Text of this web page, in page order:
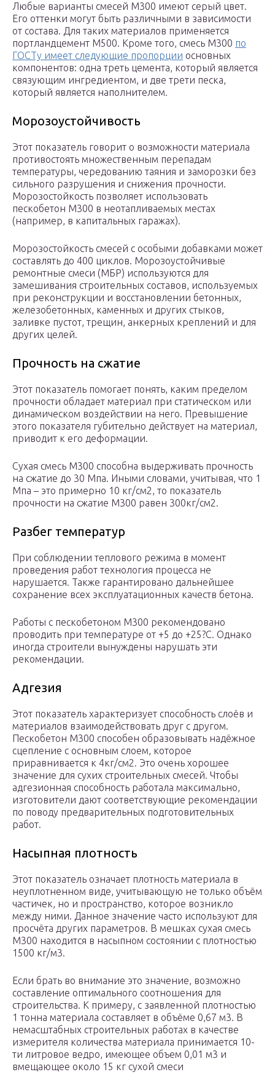
Любые варианты смесей М300 имеют серый цвет.
Его оттенки могут быть различными в зависимости
от состава. Для таких материалов применяется
портландцемент М500. Кроме того, смесь М300 по
ГОСТу имеет следующие пропорции основных
компонентов: одна треть цемента, который является
связующим ингредиентом, и две трети песка,
который является наполнителем.
Морозоустойчивость
Этот показатель говорит о возможности материала
противостоять множественным перепадам
температуры, чередованию таяния и заморозки без
сильного разрушения и снижения прочности.
Морозостойкость позволяет использовать
пескобетон М300 в неотапливаемых местах
(например, в капитальных гаражах).
Морозостойкость смесей с особыми добавками может
составлять до 400 циклов. Морозоустойчивые
ремонтные смеси (МБР) используются для
замешивания строительных составов, используемых
при реконструкции и восстановлении бетонных,
железобетонных, каменных и других стыков,
заливке пустот, трещин, анкерных креплений и для
других целей.
Прочность на сжатие
Этот показатель помогает понять, каким пределом
прочности обладает материал при статическом или
динамическом воздействии на него. Превышение
этого показателя губительно действует на материал,
приводит к его деформации.
Сухая смесь М300 способна выдерживать прочность
на сжатие до 30 Мпа. Иными словами, учитывая, что 1
Мпа – это примерно 10 кг/см2, то показатель
прочности на сжатие М300 равен 300кг/см2.
Разбег температур
При соблюдении теплового режима в момент
проведения работ технология процесса не
нарушается. Также гарантировано дальнейшее
сохранение всех эксплуатационных качеств бетона.
Работы с пескобетоном М300 рекомендовано
проводить при температуре от +5 до +25?С. Однако
иногда строители вынуждены нарушать эти
рекомендации.
Адгезия
Этот показатель характеризует способность слоёв и
материалов взаимодействовать друг с другом.
Пескобетон М300 способен образовывать надёжное
сцепление с основным слоем, которое
приравнивается к 4кг/см2. Это очень хорошее
значение для сухих строительных смесей. Чтобы
адгезионная способность работала максимально,
изготовители дают соответствующие рекомендации
по поводу предварительных подготовительных
работ.
Насыпная плотность
Этот показатель означает плотность материала в
неуплотненном виде, учитывающую не только объём
частичек, но и пространство, которое возникло
между ними. Данное значение часто используют для
просчёта других параметров. В мешках сухая смесь
М300 находится в насыпном состоянии с плотностью
1500 кг/м3.
Если брать во внимание это значение, возможно
составление оптимального соотношения для
строительства. К примеру, с заявленной плотностью
1 тонна материала составляет в объёме 0,67 м3. В
немасштабных строительных работах в качестве
измерителя количества материала принимается 10-
ти литровое ведро, имеющее объем 0,01 м3 и
вмещающее около 15 кг сухой смеси